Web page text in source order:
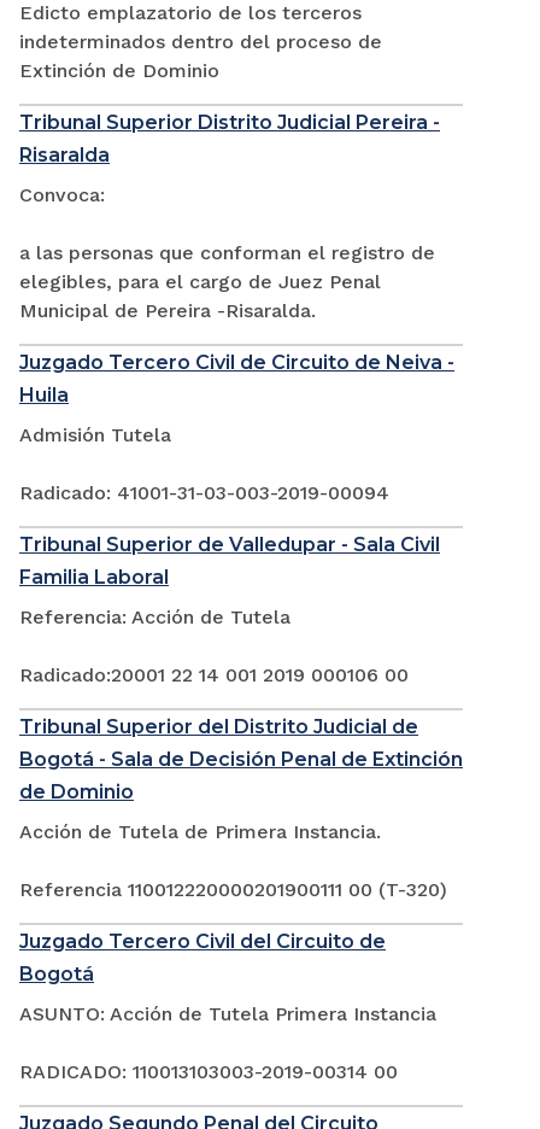
Edicto emplazatorio de los terceros
indeterminados dentro del proceso de
Extinción de Dominio
Tribunal Superior Distrito Judicial Pereira -
Risaralda
Convoca:
a las personas que conforman el registro de
elegibles, para el cargo de Juez Penal
Municipal de Pereira -Risaralda.
Juzgado Tercero Civil de Circuito de Neiva -
Huila
Admisión Tutela
Radicado: 41001-31-03-003-2019-00094
Tribunal Superior de Valledupar - Sala Civil
Familia Laboral
Referencia: Acción de Tutela
Radicado:20001 22 14 001 2019 000106 00
Tribunal Superior del Distrito Judicial de
Bogotá - Sala de Decisión Penal de Extinción
de Dominio
Acción de Tutela de Primera Instancia.
Referencia 110012220000201900111 00 (T-320)
Juzgado Tercero Civil del Circuito de
Bogotá
ASUNTO: Acción de Tutela Primera Instancia
RADICADO: 110013103003-2019-00314 00
Juzgado Segundo Penal del Circuito